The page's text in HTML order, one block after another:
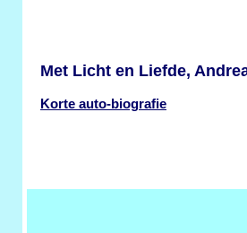
Met Licht en Liefde,
Korte auto-biografie